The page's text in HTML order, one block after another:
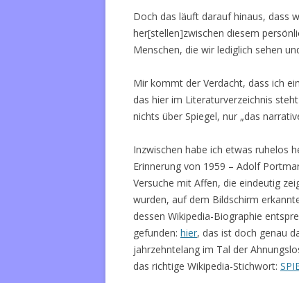
Doch das läuft darauf hinaus, dass
her[stellen]zwischen diesem
Menschen, die wir lediglich sehen
Mir kommt der Verdacht, dass ich
das hier im Literaturverzeichnis
nichts über Spiegel, nur „das
Inzwischen habe ich etwas ruhelos
Erinnerung von 1959 – Adolf
Versuche mit Affen, die eindeutig
wurden, auf dem Bildschirm
dessen Wikipedia-Biographie
gefunden: hier, das ist doch genau
jahrzehntelang im Tal der
das richtige Wikipedia-Stichwort: